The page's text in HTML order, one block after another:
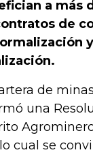
a más
de
de
una
cual se